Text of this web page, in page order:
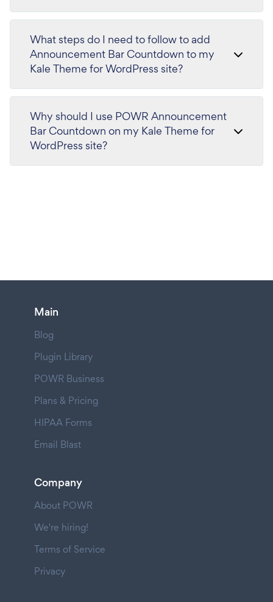
What steps do I need to follow to add
Announcement Bar Countdown to my
Kale Theme for WordPress site?
Why should I use POWR Announcement
Bar Countdown on my Kale Theme for
WordPress site?
Main
Blog
Plugin Library
POWR Business
Plans & Pricing
HIPAA Forms
Email Blast
Company
About POWR
We're hiring!
Terms of Service
Privacy